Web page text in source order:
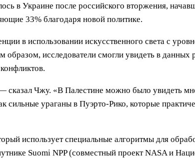
в Украине после российского вторжения,
33% благодаря новой политике.
в использовании искусственного света с
исследователи смогли увидеть в данных
сказал Чжу. «В Палестине можно было увидеть
сильные ураганы в Пуэрто-Рико, которые
использует специальные алгоритмы для
Suomi NPP (совместный проект NASA и